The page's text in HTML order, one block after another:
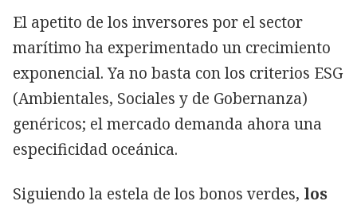
El apetito de los inversores por el sector
marítimo ha experimentado un crecimiento
exponencial. Ya no basta con los criterios ESG
(Ambientales, Sociales y de Gobernanza)
genéricos; el mercado demanda ahora una
especificidad oceánica.
Siguiendo la estela de los bonos verdes, los